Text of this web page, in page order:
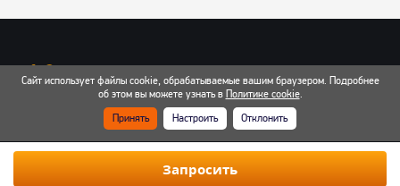
Запросить
info@mixtcar.ru
Почта для связи
Все контакты
Сайт использует файлы cookie, обрабатываемые вашим браузером. Подробнее
об этом вы можете узнать в Политике cookie.
Принять
Настроить Отклонить